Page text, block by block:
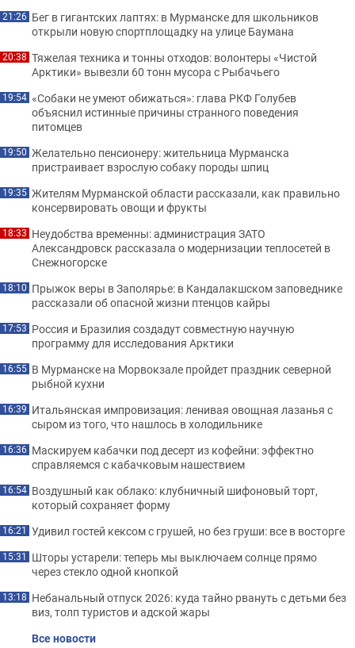
21:26 Бег в гигантских лаптях: в Мурманске для школьников
открыли новую спортплощадку на улице Баумана
20:38 Тяжелая техника и тонны отходов: волонтеры «Чистой
Арктики» вывезли 60 тонн мусора с Рыбачьего
19:54 «Собаки не умеют обижаться»: глава РКФ Голубев
объяснил истинные причины странного поведения
питомцев
19:50 Желательно пенсионеру: жительница Мурманска
пристраивает взрослую собаку породы шпиц
19:35 Жителям Мурманской области рассказали, как правильно
консервировать овощи и фрукты
18:33 Неудобства временны: администрация ЗАТО
Александровск рассказала о модернизации теплосетей в
Снежногорске
18:10 Прыжок веры в Заполярье: в Кандалакшском заповеднике
рассказали об опасной жизни птенцов кайры
17:53 Россия и Бразилия создадут совместную научную
программу для исследования Арктики
16:55 В Мурманске на Морвокзале пройдет праздник северной
рыбной кухни
16:39 Итальянская импровизация: ленивая овощная лазанья с
сыром из того, что нашлось в холодильнике
16:36 Маскируем кабачки под десерт из кофейни: эффектно
справляемся с кабачковым нашествием
16:54 Воздушный как облако: клубничный шифоновый торт,
который сохраняет форму
16:21 Удивил гостей кексом с грушей, но без груши: все в восторге
15:31 Шторы устарели: теперь мы выключаем солнце прямо
через стекло одной кнопкой
13:18 Небанальный отпуск 2026: куда тайно рвануть с детьми без
виз, толп туристов и адской жары
Все новости